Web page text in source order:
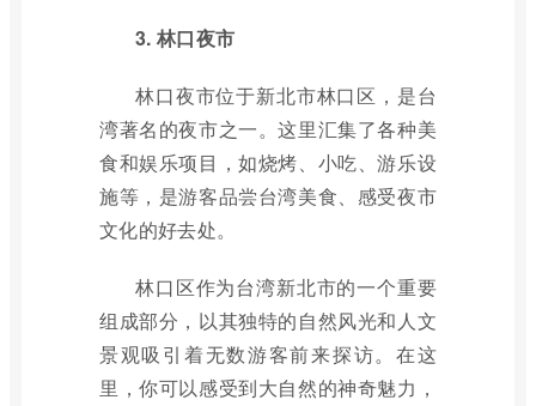
3. 林口夜市
林口夜市位于新北市林口区，是台
湾著名的夜市之一。这里汇集了各种美
食和娱乐项目，如烧烤、小吃、游乐设
施等，是游客品尝台湾美食、感受夜市
文化的好去处。
林口区作为台湾新北市的一个重要
组成部分，以其独特的自然风光和人文
景观吸引着无数游客前来探访。在这
里，你可以感受到大自然的神奇魅力，